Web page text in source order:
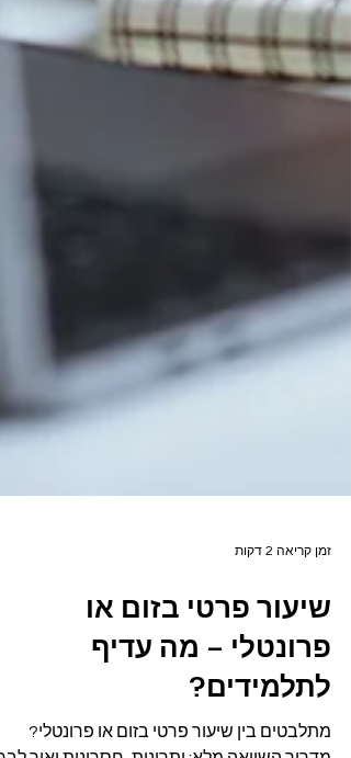
שיעור פרטי בזום או
פרונטלי – מה עדיף
לתלמידים?